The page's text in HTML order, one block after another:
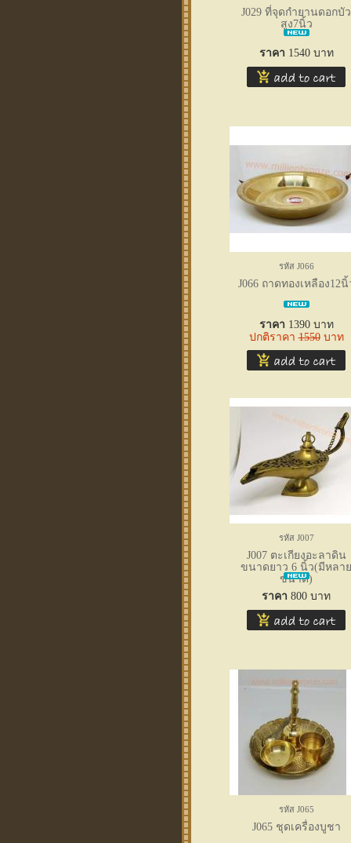
J029 ที่จุดกำยานดอกบัว
สูง7นิ้ว
ราคา 1540บาท
รหัส J066
J066 ถาดทองเหลือง12นิ้
ราคา 1390บาท
ปกติราคา1550บาท
รหัส J007
J007 ตะเกียงอะลาดิน
ขนาดยาว 6 นิ้ว(มีหลาย
ขนาด)
ราคา 800 บาท
รหัส J065
J065 ชุดเครื่องบูชา